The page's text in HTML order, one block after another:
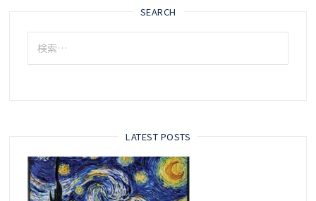
SEARCH
検
索:
LATEST POSTS